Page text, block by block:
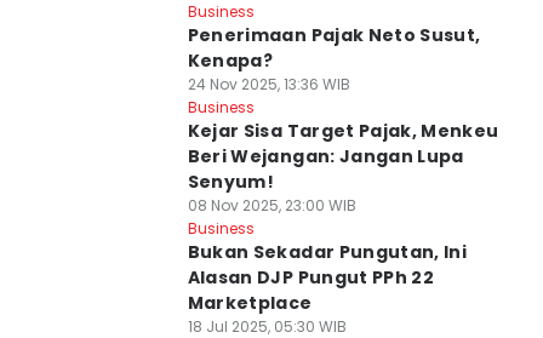
Business
Penerimaan Pajak Neto Susut,
Kenapa?
24 Nov 2025, 13:36 WIB
Business
Kejar Sisa Target Pajak, Menkeu
Beri Wejangan: Jangan Lupa
Senyum!
08 Nov 2025, 23:00 WIB
Business
Bukan Sekadar Pungutan, Ini
Alasan DJP Pungut PPh 22
Marketplace
18 Jul 2025, 05:30 WIB